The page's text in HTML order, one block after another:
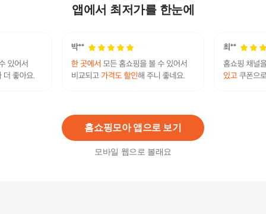
앱에서 최저가를 한눈에
홈쇼핑모아 앱으로 보기
모바일 웹으로 볼래요
D 7박스(840정) 7개월분
167,300원
라이프허브 관절 뼈건강엔 MSM 엠에스엠 비타민